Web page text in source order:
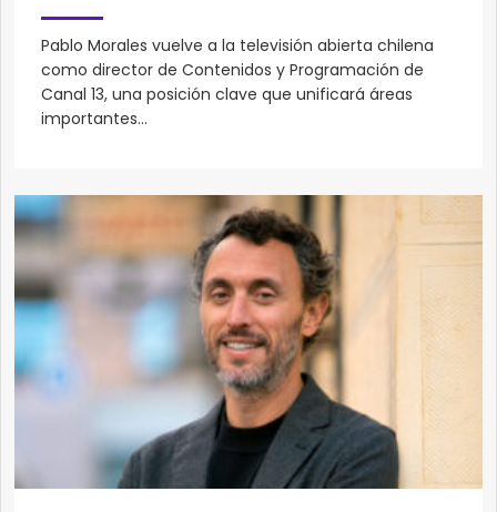
Pablo Morales vuelve a la televisión abierta chilena
como director de Contenidos y Programación de
Canal 13, una posición clave que unificará áreas
importantes...